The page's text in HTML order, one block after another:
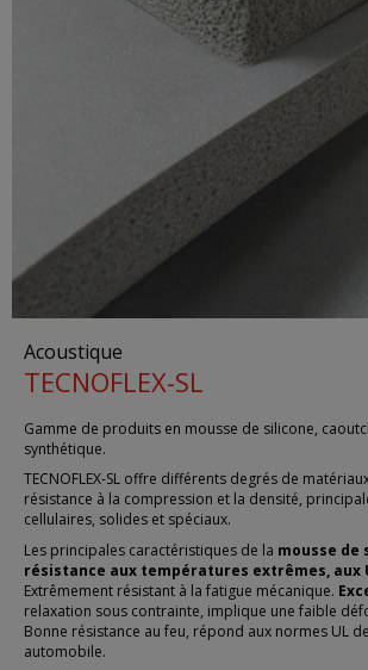
Acoustique
TECNOFLEX-SL
Gamme de produits en mousse de silicone,
synthétique.
TECNOFLEX-SL offre différents degrés de
résistance à la compression et la densité,
cellulaires, solides et spéciaux.
Les principales caractéristiques de la mousse de
résistance aux températures extrêmes, aux
Extrêmement résistant à la fatigue mécanique.
relaxation sous contrainte, implique une faible
Bonne résistance au feu, répond aux normes UL
automobile.